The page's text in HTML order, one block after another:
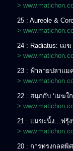
>
25 : Aureole &
>
24 : Radiatus: เมฆ
>
23 : ฟ้าลายปลาแม
>
22 : สนุกกับ ‘เมฆใก
>
21 : แม่ขะนิ้ง…ฟรุ้ง
>
20 : การทรงกลดพิ